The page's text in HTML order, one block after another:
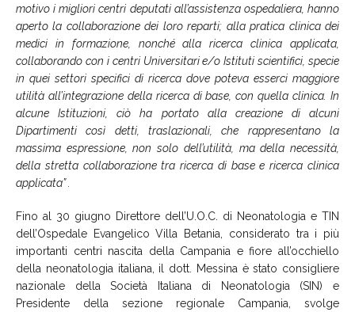
motivo i migliori centri deputati all’assistenza ospedaliera, hanno
aperto la collaborazione dei loro reparti; alla pratica clinica dei
medici in formazione, nonché alla ricerca clinica applicata,
collaborando con i centri Universitari e/o Istituti scientifici, specie
in quei settori specifici di ricerca dove poteva esserci maggiore
utilità all’integrazione della ricerca di base, con quella clinica. In
alcune Istituzioni, ciò ha portato alla creazione di alcuni
Dipartimenti così detti, traslazionali, che rappresentano la
massima espressione, non solo dell’utilità, ma della necessità,
della stretta collaborazione tra ricerca di base e ricerca clinica
applicata” .
Fino al 30 giugno Direttore dell’U.O.C. di Neonatologia e TIN
dell’Ospedale Evangelico Villa Betania, considerato tra i più
importanti centri nascita della Campania e fiore all’occhiello
della neonatologia italiana, il dott. Messina è stato consigliere
nazionale della Società Italiana di Neonatologia (SIN) e
Presidente della sezione regionale Campania, svolge